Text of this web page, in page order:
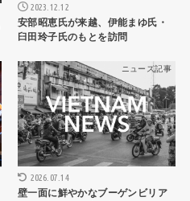
2023.12.12
安部昭恵氏が来越、伊能まゆ氏・
臼田玲子氏のもとを訪問
ニュース記事
2026.07.14
壁一面に鮮やかなブーゲンビリア